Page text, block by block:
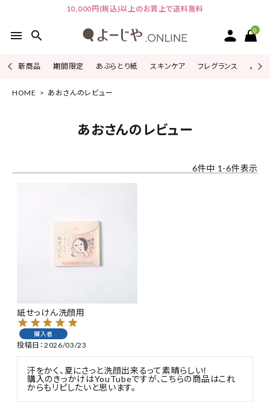
10,000円(税込)以上のお買上で送料無料
menu search 0
新商品 期間限定 あぶらとり紙 スキンケア フレグランス よじ
ACCOUNT MENU
ピックアップ
シリーズから探す
よーじやについて
お知らせ
ご利用ガイド
お客さま向け窓口(お問い合わせ)
HOME あおさんのレビュー
あおさんのレビュー
6件中 1 -6件表示
紙せっけん洗顔用
購入者
投稿日 2026/03/23
汗をかく、夏にさっと洗顔出来るって素晴らしい！
購入のきっかけはYouTubeですが、こちらの商品はこれ
からもリピしたいと思います。